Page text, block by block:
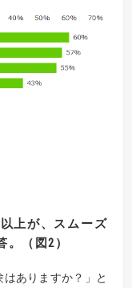
以上が、スムーズ
。（図2）
はありますか？」と